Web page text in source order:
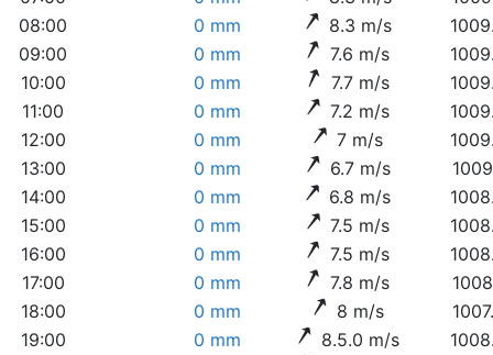
08:00
0 mm 8.3 m/s
09:00
0 mm 7.6 m/s
10:00
0 mm 7.7 m/s
11:00
0 mm 7.2 m/s
12:00
0 mm 7 m/s
13:00
0 mm 6.7 m/s
14:00
0 mm 6.8 m/s
15:00
0 mm 7.5 m/s
16:00
0 mm 7.5 m/s
17:00
0 mm 7.8 m/s
18:00
0 mm 8 m/s
19:00
0 mm 8.5.0 m/s